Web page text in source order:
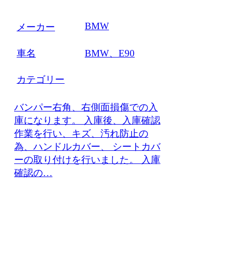
メーカー BMW
車名 BMW、E90
カテゴリー
バンパー右角、右側面損傷での入
庫になります。 入庫後、入庫確認
作業を行い、キズ、汚れ防止の
為、ハンドルカバー、 シートカバ
ーの取り付けを行いました。 入庫
確認の…